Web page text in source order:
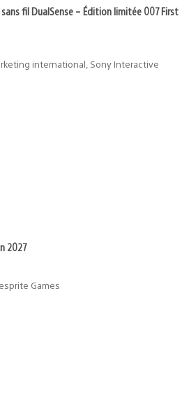
fil DualSense – Édition limitée 007 First
international, Sony Interactive
2027
Games